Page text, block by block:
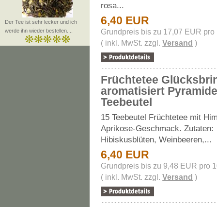
Der Tee ist sehr lecker und ich
werde ihn wieder bestellen. ..
rosa...
6,40 EUR
Grundpreis bis zu 17,07 EUR pro
( inkl. MwSt. zzgl.Versand )
Früchtetee
aromatisiert
Teebeutel
15 Teebeutel Früchtetee mit
Aprikose-Geschmack. Zutaten:
Hibiskusblüten, Weinbeeren,...
6,40 EUR
Grundpreis bis zu 9,48 EUR pro
( inkl. MwSt. zzgl.Versand )